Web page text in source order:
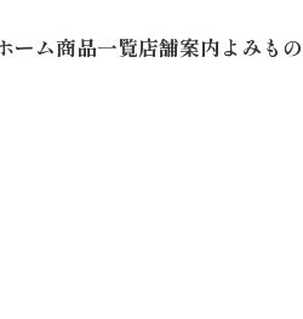
ーム商品一覧店舗案内よみもの